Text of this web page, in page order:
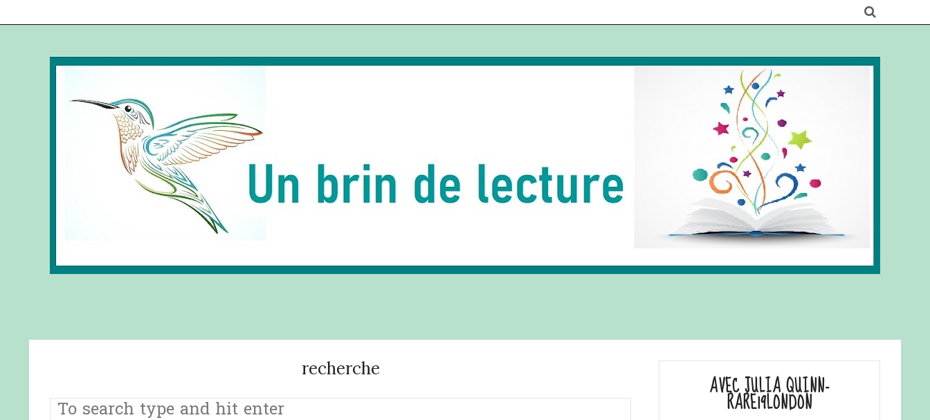
recherche
AVEC JULIA QUINN-
RARE19LONDON